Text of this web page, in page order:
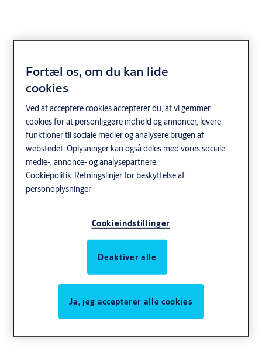
Fortæl os, om du kan lide
cookies
Ved at acceptere cookies accepterer du, at vi gemmer
cookies for at personliggøre indhold og annoncer, levere
funktioner til sociale medier og analysere brugen af
webstedet. Oplysninger kan også deles med vores sociale
medie-, annonce- og analysepartnere.
Cookiepolitik Retningslinjer for beskyttelse af
personoplysninger
Cookieindstillinger
Deaktiver alle
Ja, jeg accepterer alle cookies